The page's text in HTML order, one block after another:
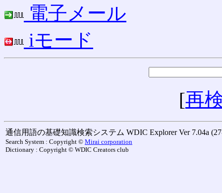
電子メール
iモード
[再
通信用語の基礎知識検索システム WDIC Explorer Ver 7.04a
Search System : Copyright © Mirai corporation
Dictionary : Copyright © WDIC Creators club